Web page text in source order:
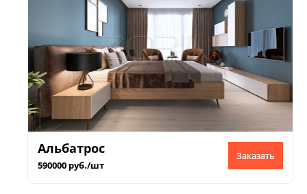
Альбатрос
590000 руб./шт
Заказать